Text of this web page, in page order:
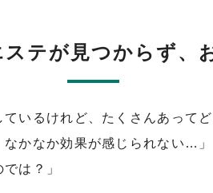
テが見つからず、
いるけれど、たくさんあって
なかなか効果が感じられない…」
は？」